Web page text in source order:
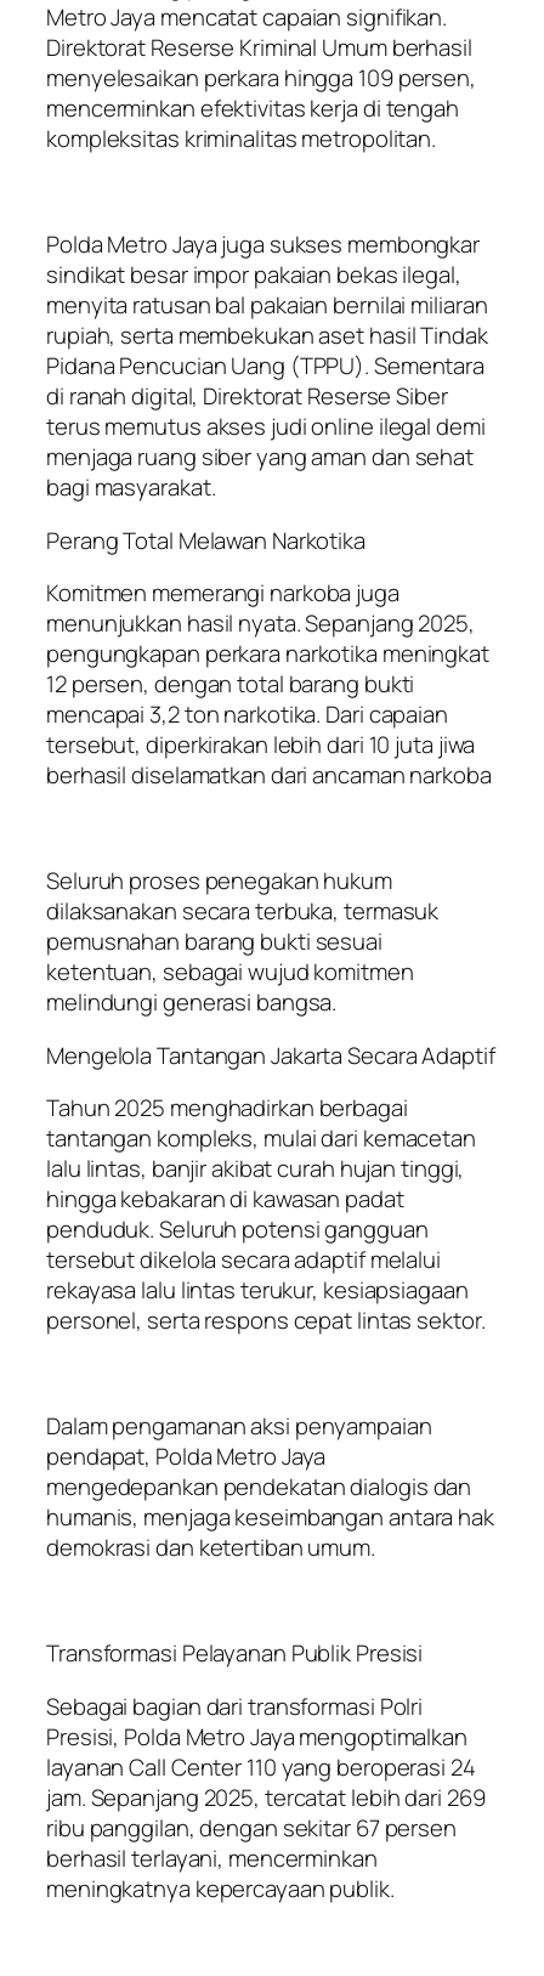
Metro Jaya mencatat capaian signifikan.
Direktorat Reserse Kriminal Umum berhasil
menyelesaikan perkara hingga 109 persen,
mencerminkan efektivitas kerja di tengah
kompleksitas kriminalitas metropolitan.
Polda Metro Jaya juga sukses membongkar
sindikat besar impor pakaian bekas ilegal,
menyita ratusan bal pakaian bernilai miliaran
rupiah, serta membekukan aset hasil Tindak
Pidana Pencucian Uang (TPPU). Sementara
di ranah digital, Direktorat Reserse Siber
terus memutus akses judi online ilegal demi
menjaga ruang siber yang aman dan sehat
bagi masyarakat.
Perang Total Melawan Narkotika
Komitmen memerangi narkoba juga
menunjukkan hasil nyata. Sepanjang 2025,
pengungkapan perkara narkotika meningkat
12 persen, dengan total barang bukti
mencapai 3,2 ton narkotika. Dari capaian
tersebut, diperkirakan lebih dari 10 juta jiwa
berhasil diselamatkan dari ancaman narkoba
Seluruh proses penegakan hukum
dilaksanakan secara terbuka, termasuk
pemusnahan barang bukti sesuai
ketentuan, sebagai wujud komitmen
melindungi generasi bangsa.
Mengelola Tantangan Jakarta Secara Adaptif
Tahun 2025 menghadirkan berbagai
tantangan kompleks, mulai dari kemacetan
lalu lintas, banjir akibat curah hujan tinggi,
hingga kebakaran di kawasan padat
penduduk. Seluruh potensi gangguan
tersebut dikelola secara adaptif melalui
rekayasa lalu lintas terukur, kesiapsiagaan
personel, serta respons cepat lintas sektor.
Dalam pengamanan aksi penyampaian
pendapat, Polda Metro Jaya
mengedepankan pendekatan dialogis dan
humanis, menjaga keseimbangan antara hak
demokrasi dan ketertiban umum.
Transformasi Pelayanan Publik Presisi
Sebagai bagian dari transformasi Polri
Presisi, Polda Metro Jaya mengoptimalkan
layanan Call Center 110 yang beroperasi 24
jam. Sepanjang 2025, tercatat lebih dari 269
ribu panggilan, dengan sekitar 67 persen
berhasil terlayani, mencerminkan
meningkatnya kepercayaan publik.